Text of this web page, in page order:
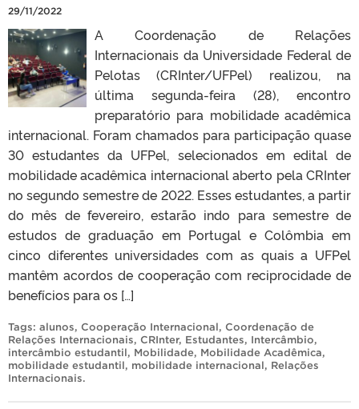
29/11/2022
A Coordenação de Relações
Internacionais da Universidade Federal de
Pelotas (CRInter/UFPel) realizou, na
última segunda-feira (28), encontro
preparatório para mobilidade acadêmica
internacional. Foram chamados para participação quase
30 estudantes da UFPel, selecionados em edital de
mobilidade acadêmica internacional aberto pela CRInter
no segundo semestre de 2022. Esses estudantes, a partir
do mês de fevereiro, estarão indo para semestre de
estudos de graduação em Portugal e Colômbia em
cinco diferentes universidades com as quais a UFPel
mantêm acordos de cooperação com reciprocidade de
benefícios para os […]
Tags: alunos, Cooperação Internacional, Coordenação de
Relações Internacionais, CRInter, Estudantes, Intercâmbio,
intercâmbio estudantil, Mobilidade, Mobilidade Acadêmica,
mobilidade estudantil, mobilidade internacional, Relações
Internacionais.